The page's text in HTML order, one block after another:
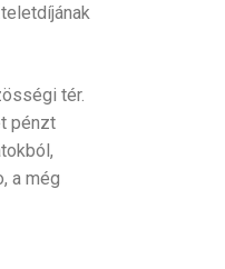
tér.
pénzt
a még